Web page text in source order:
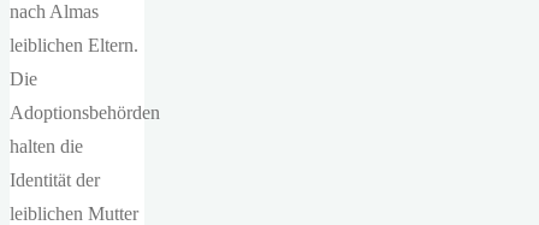
nach Almas
leiblichen Eltern.
Die
Adoptionsbehörden
halten die
Identität der
leiblichen Mutter